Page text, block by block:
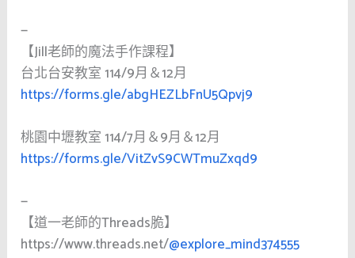
—
【Jill老師的魔法手作課程】
台北台安教室 114/9月＆12月
https://forms.gle/abgHEZLbFnU5Qpvj9
桃園中壢教室 114/7月＆9月＆12月
https://forms.gle/VitZvS9CWTmuZxqd9
—
【道一老師的Threads脆】
https://www.threads.net/@explore_mind374555